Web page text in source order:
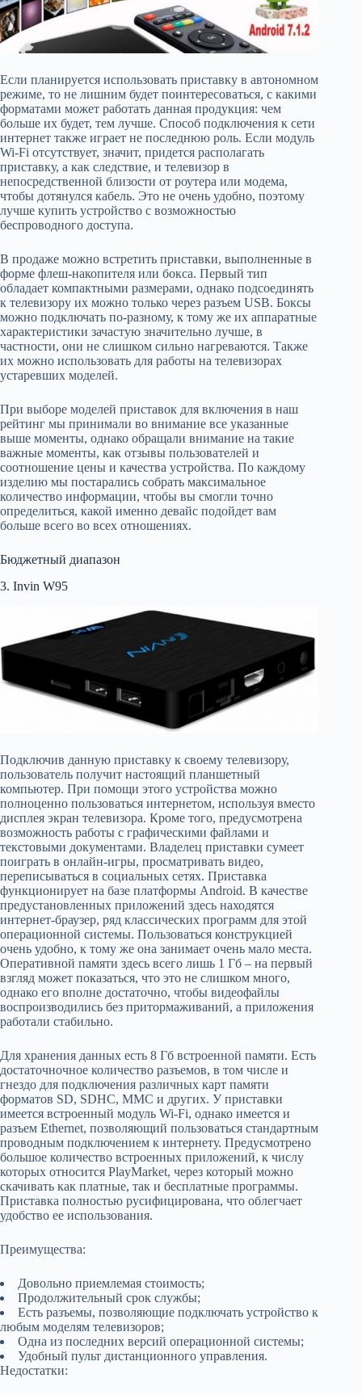
Если планируется использовать приставку в автономном
режиме, то не лишним будет поинтересоваться, с какими
форматами может работать данная продукция: чем
больше их будет, тем лучше. Способ подключения к сети
интернет также играет не последнюю роль. Если модуль
Wi-Fi отсутствует, значит, придется располагать
приставку, а как следствие, и телевизор в
непосредственной близости от роутера или модема,
чтобы дотянулся кабель. Это не очень удобно, поэтому
лучше купить устройство с возможностью
беспроводного доступа.
В продаже можно встретить приставки, выполненные в
форме флеш-накопителя или бокса. Первый тип
обладает компактными размерами, однако подсоединять
к телевизору их можно только через разъем USB. Боксы
можно подключать по-разному, к тому же их аппаратные
характеристики зачастую значительно лучше, в
частности, они не слишком сильно нагреваются. Также
их можно использовать для работы на телевизорах
устаревших моделей.
При выборе моделей приставок для включения в наш
рейтинг мы принимали во внимание все указанные
выше моменты, однако обращали внимание на такие
важные моменты, как отзывы пользователей и
соотношение цены и качества устройства. По каждому
изделию мы постарались собрать максимальное
количество информации, чтобы вы смогли точно
определиться, какой именно девайс подойдет вам
больше всего во всех отношениях.
Бюджетный диапазон
3. Invin W95
Подключив данную приставку к своему телевизору,
пользователь получит настоящий планшетный
компьютер. При помощи этого устройства можно
полноценно пользоваться интернетом, используя вместо
дисплея экран телевизора. Кроме того, предусмотрена
возможность работы с графическими файлами и
текстовыми документами. Владелец приставки сумеет
поиграть в онлайн-игры, просматривать видео,
переписываться в социальных сетях. Приставка
функционирует на базе платформы Android. В качестве
предустановленных приложений здесь находятся
интернет-браузер, ряд классических программ для этой
операционной системы. Пользоваться конструкцией
очень удобно, к тому же она занимает очень мало места.
Оперативной памяти здесь всего лишь 1 Гб – на первый
взгляд может показаться, что это не слишком много,
однако его вполне достаточно, чтобы видеофайлы
воспроизводились без притормаживаний, а приложения
работали стабильно.
Для хранения данных есть 8 Гб встроенной памяти. Есть
достаточночное количество разъемов, в том числе и
гнездо для подключения различных карт памяти
форматов SD, SDHC, MMC и других. У приставки
имеется встроенный модуль Wi-Fi, однако имеется и
разъем Ethernet, позволяющий пользоваться стандартным
проводным подключением к интернету. Предусмотрено
большое количество встроенных приложений, к числу
которых относится PlayMarket, через который можно
скачивать как платные, так и бесплатные программы.
Приставка полностью русифицирована, что облегчает
удобство ее использования.
Преимущества:
Довольно приемлемая стоимость;
Продолжительный срок службы;
Есть разъемы, позволяющие подключать устройство к
любым моделям телевизоров;
Одна из последних версий операционной системы;
Удобный пульт дистанционного управления.
Недостатки: